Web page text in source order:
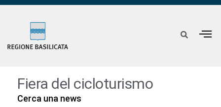
Fiera del cicloturismo
Cerca una news